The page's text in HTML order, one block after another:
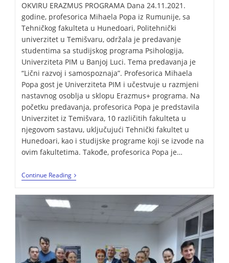
OKVIRU ERAZMUS PROGRAMA Dana 24.11.2021.
godine, profesorica Mihaela Popa iz Rumunije, sa
Tehničkog fakulteta u Hunedoari, Politehnički
univerzitet u Temišvaru, održala je predavanje
studentima sa studijskog programa Psihologija,
Univerziteta PIM u Banjoj Luci. Tema predavanja je
“Lični razvoj i samospoznaja”. Profesorica Mihaela
Popa gost je Univerziteta PIM i učestvuje u razmjeni
nastavnog osoblja u sklopu Erazmus+ programa. Na
početku predavanja, profesorica Popa je predstavila
Univerzitet iz Temišvara, 10 različitih fakulteta u
njegovom sastavu, uključujući Tehnički fakultet u
Hunedoari, kao i studijske programe koji se izvode na
ovim fakultetima. Takođe, profesorica Popa je…
Continue Reading